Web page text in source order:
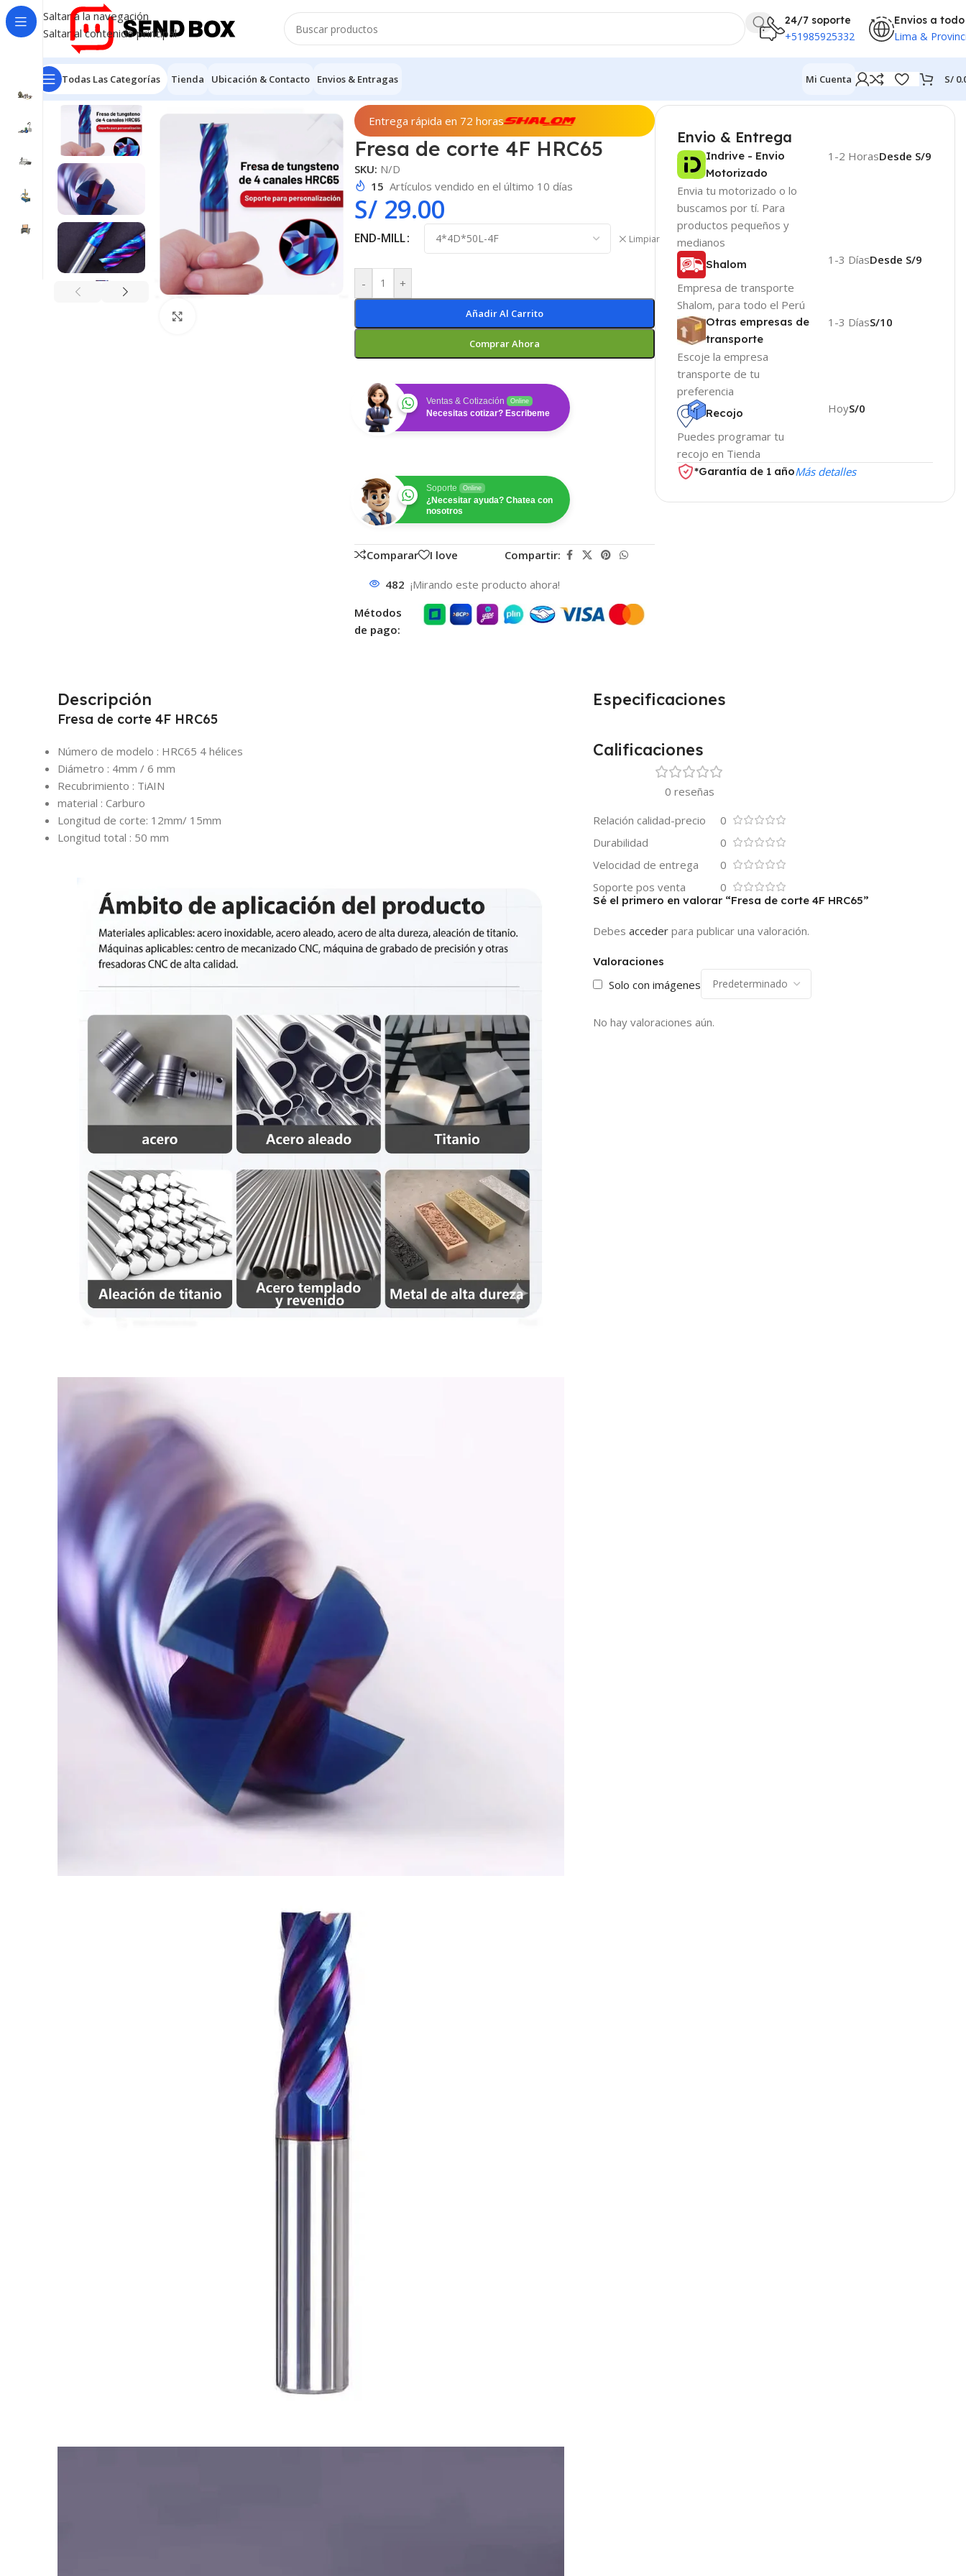
Saltar a la navegación
Saltar al contenido principal
24/7 soporte
+51985925332
Envios a todo
Lima &
Todas Las Categorías Tienda Ubicación & Contacto Envios & Entragas Mi Cuenta S/
Inicio/Fresas/Fresa de corte de metal
Entrega rápida en 72 horas
Fresa de corte 4F HRC65
SKU: N/D
15 Artículos vendido en el último 10 días
S/ 29.00
END-MILL Limpiar
- +
Añadir Al Carrito
Comprar Ahora
Ventas & Cotización Online
Necesitas cotizar? Escribeme
Soporte Online
¿Necesitar ayuda? Chatea con
nosotros
Comparar I love Compartir:
482 ¡Mirando este producto ahora!
Métodos
de pago:
Envio & Entrega
Indrive - Envio
Motorizado
Envia tu motorizado o lo
buscamos por tí. Para
productos pequeños y
medianos
1-2 HorasDesde S/9
Shalom
Empresa de transporte
Shalom, para todo el Perú
1-3 DíasDesde S/9
Otras empresas de
transporte
Escoje la empresa
transporte de tu
preferencia
1-3 DíasS/10
Recojo
Puedes programar tu
recojo en Tienda
HoyS/0
*Garantía de 1 añoMás detalles
Descripción
Fresa de corte 4F HRC65
Número de modelo : HRC65 4 hélices
Diámetro : 4mm / 6 mm
Recubrimiento : TiAIN
material : Carburo
Longitud de corte: 12mm/ 15mm
Longitud total : 50 mm
Especificaciones
Calificaciones
0 reseñas
Relación calidad-precio
0
Durabilidad
0
Velocidad de entrega
0
Soporte pos venta
0
Valoraciones
Solo con imágenes
No hay valoraciones aún.
Sé el primero en valorar “Fresa de corte 4F HRC65”
Debes accederpara publicar una valoración.